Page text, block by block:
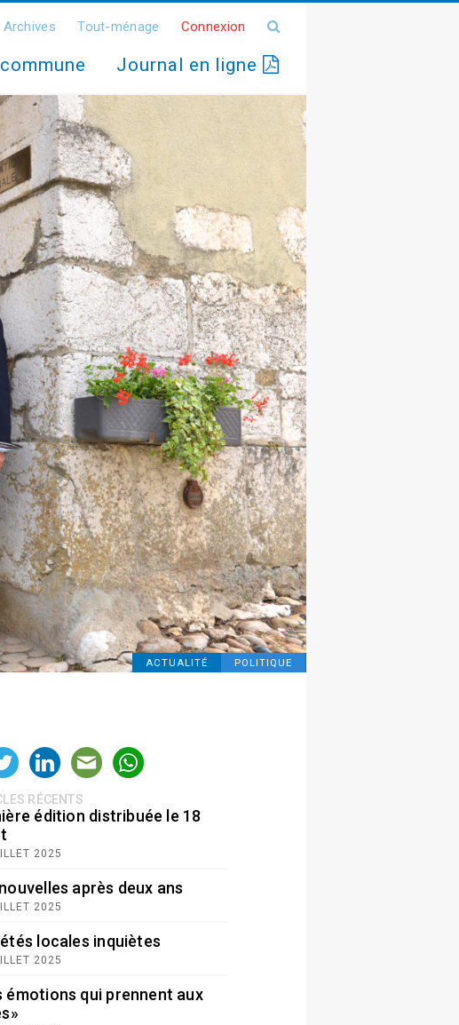
Archives Tout-ménage Connexion
Journal en ligne
ACTUALITÉ POLITIQUE
RÉCENTS
édition distribuée le 18
2025
après deux ans
2025
locales inquiètes
2025
émotions qui prennent aux